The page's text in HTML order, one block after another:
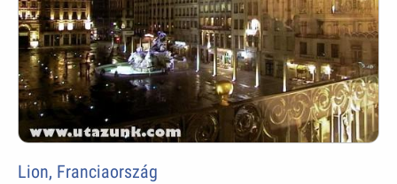
Lion, Franciaország